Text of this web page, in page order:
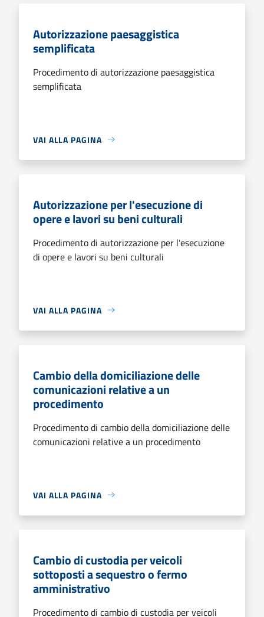
Autorizzazione paesaggistica
semplificata
Procedimento di autorizzazione paesaggistica
semplificata
VAI ALLA PAGINA
Autorizzazione per l'esecuzione di
opere e lavori su beni culturali
Procedimento di autorizzazione per l'esecuzione
di opere e lavori su beni culturali
VAI ALLA PAGINA
Cambio della domiciliazione delle
comunicazioni relative a un
procedimento
Procedimento di cambio della domiciliazione delle
comunicazioni relative a un procedimento
VAI ALLA PAGINA
Cambio di custodia per veicoli
sottoposti a sequestro o fermo
amministrativo
Procedimento di cambio di custodia per veicoli